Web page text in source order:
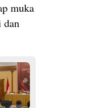
muka
dan